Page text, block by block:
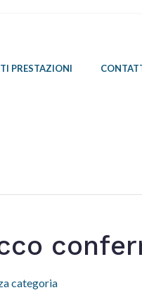
PRESTAZIONI
categoria